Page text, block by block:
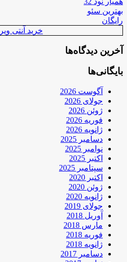
بهترین سئو
رایگان
خرید آنتی
آخرین دیدگاه‌ها
بایگانی‌ها
آگوست 2026
جولای 2026
ژوئن 2026
فوریه 2026
ژانویه 2026
دسامبر 2025
نوامبر 2025
اکتبر 2025
سپتامبر 2025
اکتبر 2020
ژوئن 2020
ژانویه 2020
جولای 2019
آوریل 2018
مارس 2018
فوریه 2018
ژانویه 2018
دسامبر 2017